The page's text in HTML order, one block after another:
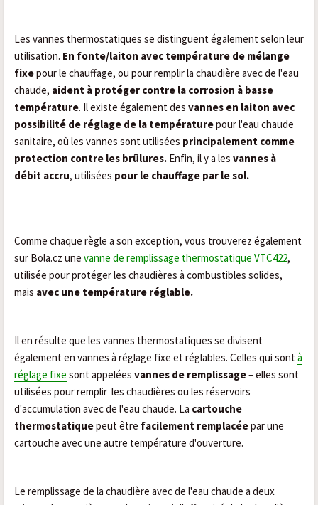
Les vannes thermostatiques se distinguent également selon leur
utilisation. En fonte/laiton avec température de mélange
fixepour le chauffage, ou pour remplir la chaudière avec de l'eau
chaude, aident à protéger contre la corrosion à basse
température. Il existe également des vannes en laiton avec
possibilité de réglage de la températurepour l'eau chaude
sanitaire, où les vannes sont utilisées principalement comme
protection contre les brûlures. Enfin, il y a les vannes à
débit accru, utilisées pour le chauffage par le sol.
Comme chaque règle a son exception, vous trouverez également
sur Bola.cz une vanne de remplissage thermostatique VTC422,
utilisée pour protéger les chaudières à combustibles solides,
mais avec une température réglable.
Il en résulte que les vannes thermostatiques se divisent
également en vannes à réglage fixe et réglables. Celles qui sontà
réglage fixe sont appelées vannes de remplissage– elles sont
utilisées pour remplir les chaudières ou les réservoirs
d'accumulation avec de l'eau chaude. La cartouche
thermostatiquepeut être facilement remplacéepar une
cartouche avec une autre température d'ouverture.
Le remplissage de la chaudière avec de l'eau chaude a deux